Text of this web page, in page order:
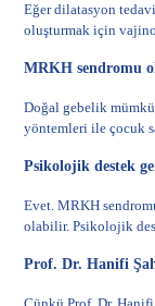
Eğer dilatasyon
oluşturmak için
MRKH sendromu
Doğal gebelik
yöntemleri ile çocuk
Psikolojik destek
Evet. MRKH
olabilir. Psikolojik
Prof. Dr. Hanifi